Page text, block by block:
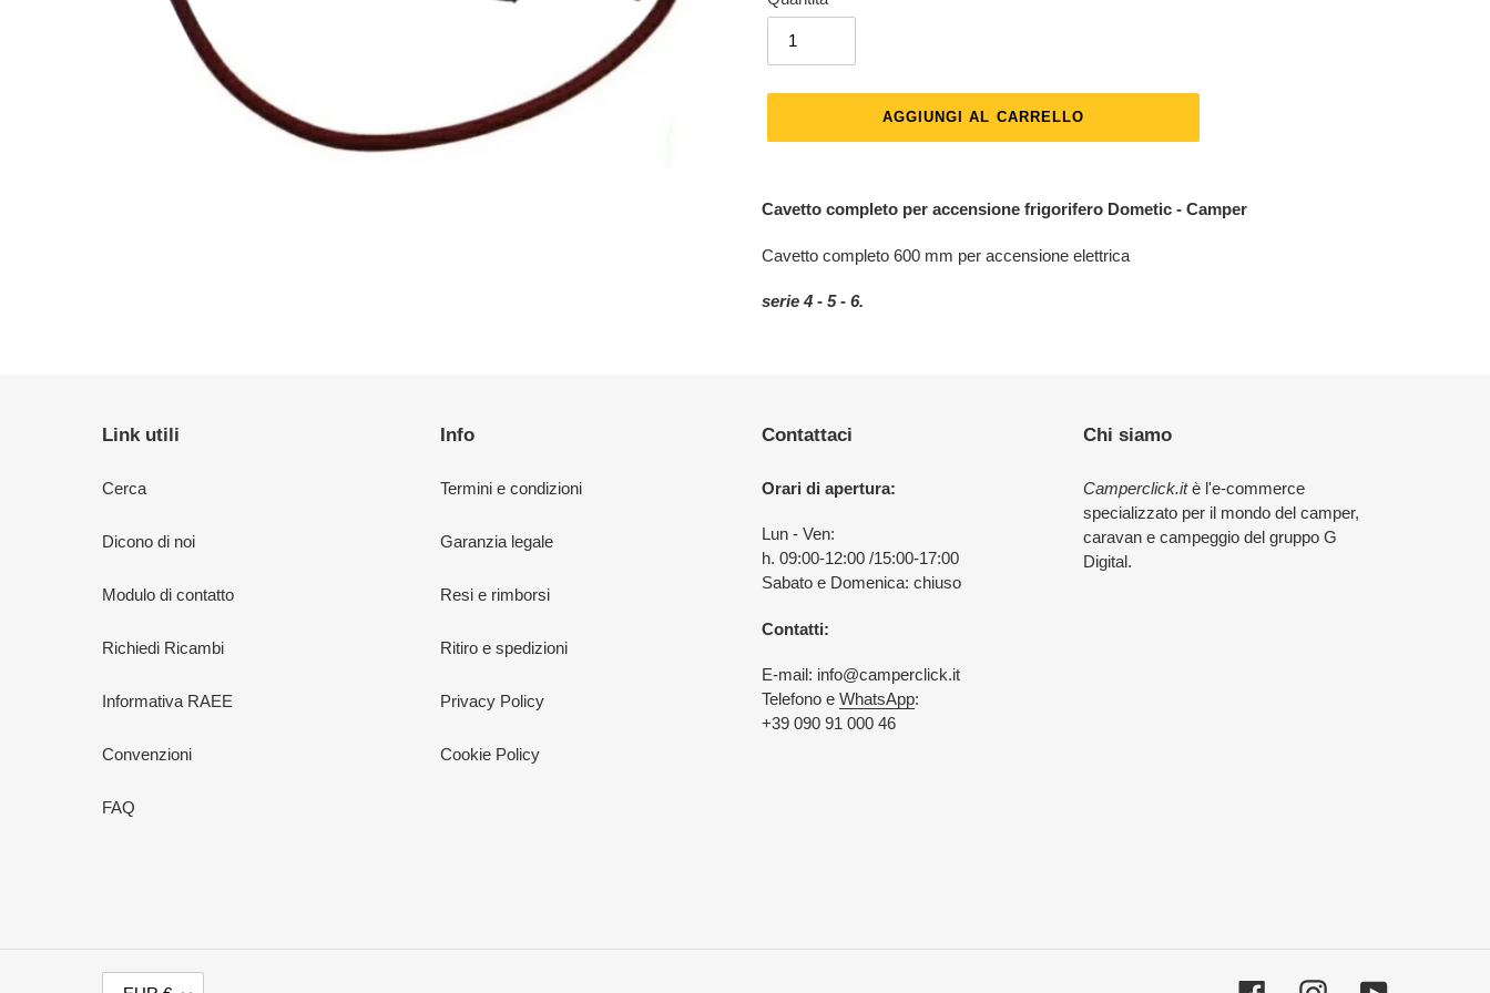
AGGIUNGI AL CARRELLO
del
nel
Cavetto completo per accensione frigorifero Dometic - Camper
Cavetto completo 600 mm per accensione elettrica
serie 4 - 5 - 6.
Link utili
Cerca
Dicono di noi
Modulo di contatto
Richiedi Ricambi
Informativa RAEE
Convenzioni
FAQ
Info
Termini e condizioni
Garanzia legale
Resi e rimborsi
Ritiro e spedizioni
Privacy Policy
Cookie Policy
Contattaci
Orari di apertura:
Lun - Ven:
h. 09:00-12:00 /15:00-17:00
Sabato e Domenica: chiuso
Contatti:
E-mail: info@camperclick.it
Telefono e WhatsApp:
+39 090 91 000 46
Chi siamo
Camperclick.itè l'e-commerce
specializzato per il mondo del camper,
caravan e campeggio del gruppo G
Digital.